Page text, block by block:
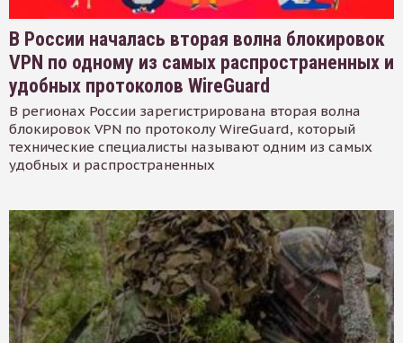
В России началась вторая волна блокировок
VPN по одному из самых распространенных и
удобных протоколов WireGuard
В регионах России зарегистрирована вторая волна
блокировок VPN по протоколу WireGuard, который
технические специалисты называют одним из самых
удобных и распространенных